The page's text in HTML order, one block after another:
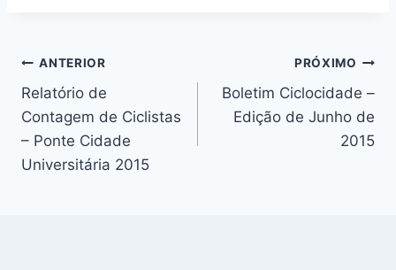
Navegação
de
Post
ANTERIOR
Relatório de
Contagem de Ciclistas
– Ponte Cidade
Universitária 2015
PRÓXIMO
Boletim Ciclocidade –
Edição de Junho de
2015